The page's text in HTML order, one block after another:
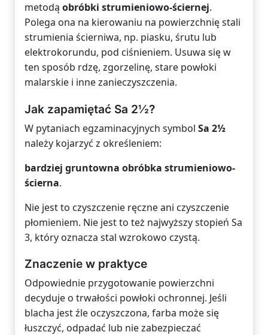
metodą obróbki strumieniowo-ściernej.
Polega ona na kierowaniu na powierzchnię stali
strumienia ścierniwa, np. piasku, śrutu lub
elektrokorundu, pod ciśnieniem. Usuwa się w
ten sposób rdzę, zgorzelinę, stare powłoki
malarskie i inne zanieczyszczenia.
Jak zapamiętać Sa 2½?
W pytaniach egzaminacyjnych symbol Sa 2½
należy kojarzyć z określeniem:
bardziej gruntowna obróbka strumieniowo-
ścierna.
Nie jest to czyszczenie ręczne ani czyszczenie
płomieniem. Nie jest to też najwyższy stopień Sa
3, który oznacza stal wzrokowo czystą.
Znaczenie w praktyce
Odpowiednie przygotowanie powierzchni
decyduje o trwałości powłoki ochronnej. Jeśli
blacha jest źle oczyszczona, farba może się
łuszczyć, odpadać lub nie zabezpieczać